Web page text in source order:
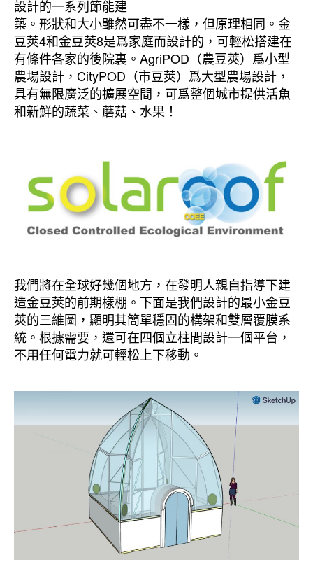
設計的一系列節能建
築。形狀和大小雖然可盡不一樣，但原理相同。金
豆莢4和金豆莢8是爲家庭而設計的，可輕松搭建在
有條件各家的後院裏。AgriPOD（農豆莢）爲小型
農場設計，CityPOD（市豆莢）爲大型農場設計，
具有無限廣泛的擴展空間，可爲整個城市提供活魚
和新鮮的蔬菜、蘑菇、水果！
我們將在全球好幾個地方，在發明人親自指導下建
造金豆莢的前期樣棚。下面是我們設計的最小金豆
莢的三維圖，顯明其簡單穩固的構架和雙層覆膜系
統。根據需要，還可在四個立柱間設計一個平台，
不用任何電力就可輕松上下移動。